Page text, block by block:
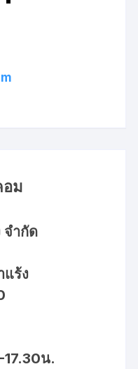
อม
จำกัด
แร้ง
น.